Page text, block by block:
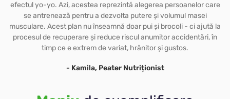
efectul yo-yo. Azi, acestea reprezintă alegerea persoanelor care
se antrenează pentru a dezvolta putere și volumul masei
musculare. Acest plan nu înseamnă doar pui și brocoli - ci ajută la
procesul de recuperare și reduce riscul anumitor accidentări, în
timp ce e extrem de variat, hrănitor și gustos.
- Kamila, Peater Nutriționist